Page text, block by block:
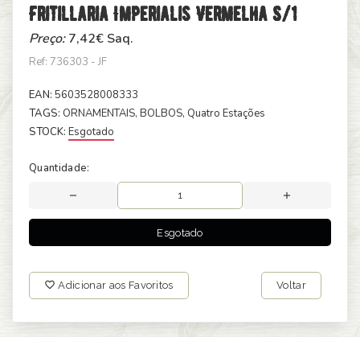
Fritillaria Imperialis Vermelha S/1
Preço:7,42€ Saq.
Ref: 736303 - JF
EAN: 5603528008333
TAGS: ORNAMENTAIS, BOLBOS, Quatro Estações
STOCK: Esgotado
Quantidade:
Esgotado
Adicionar aos Favoritos Voltar